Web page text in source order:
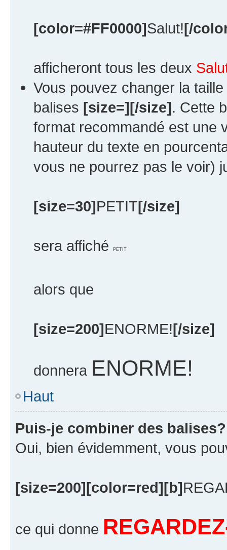
[color=#FF0000]Salut![/
afficheront tous les deux
Vous pouvez changer la
balises [size=][/size]. Cette
format recommandé est une
hauteur du texte en
vous ne pourrez pas le voir)
[size=30]PETIT[/size]
sera affiché PETIT
alors que
[size=200]ENORME![/size]
donnera ENORME!
Haut
Puis-je combiner des balises?
Oui, bien évidemment, vous
[size=200][color=red][b]
ce qui donne